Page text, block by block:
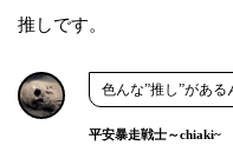
推しです。
色んな”推し”がある
平安暴走戦士～chiaki~